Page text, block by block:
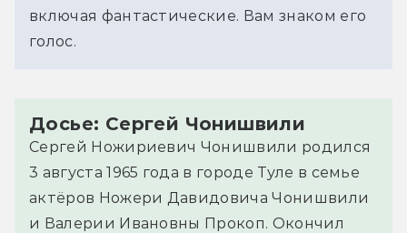
включая фантастические. Вам знаком его
голос.
Досье: Сергей Чонишвили
Сергей Ножириевич Чонишвили родился
3 августа 1965 года в городе Туле в семье
актёров Ножери Давидовича Чонишвили
и Валерии Ивановны Прокоп. Окончил